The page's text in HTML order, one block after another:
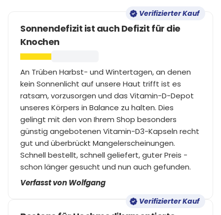
Verifizierter Kauf
Sonnendefizit ist auch Defizit für die
Knochen
An Trüben Harbst- und Wintertagen, an denen
kein Sonnenlicht auf unsere Haut trifft ist es
ratsam, vorzusorgen und das Vitamin-D-Depot
unseres Körpers in Balance zu halten. Dies
gelingt mit den von Ihrem Shop besonders
günstig angebotenen Vitamin-D3-Kapseln recht
gut und überbrückt Mangelerscheinungen.
Schnell bestellt, schnell geliefert, guter Preis -
schon länger gesucht und nun auch gefunden.
Verfasst von Wolfgang
Verifizierter Kauf